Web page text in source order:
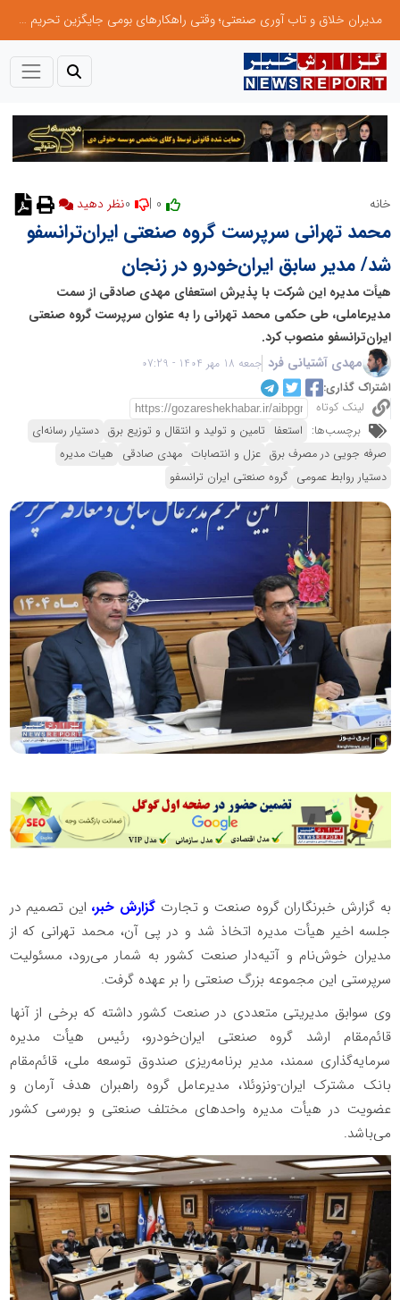
مدیران خلاق و تاب آوری صنعتی؛ وقتی راهکارهای بومی جایگزین تحریم میشود
خانه نظر دهید
محمد تهرانی سرپرست گروه صنعتی ایران‌ترانسفو
شد/ مدیر سابق ایران‌خودرو در زنجان
هیأت مدیره این شرکت با پذیرش استعفای مهدی صادقی از سمت
مدیرعاملی، طی حکمی محمد تهرانی را به عنوان سرپرست گروه صنعتی
ایران‌ترانسفو منصوب کرد.
مهدی آشتیانی فرد جمعه 18 مهر 1404 - 07:29
اشتراک گذاری:
لینک کوتاه
برچسب‌ها: استعفا تامین و تولید و انتقال و توزیع برق دستیار رسانه‌ای
صرفه جویی در مصرف برق عزل و انتصابات مهدی صادقی هیات مدیره
دستیار روابط عمومی گروه صنعتی ایران ترانسفو
به گزارش خبرنگاران گروه صنعت و تجارت گزارش خبر، این تصمیم در
جلسه اخیر هیأت مدیره اتخاذ شد و در پی آن، محمد تهرانی که از
مدیران خوش‌نام و آتیه‌دار صنعت کشور به شمار می‌رود، مسئولیت
سرپرستی این مجموعه بزرگ صنعتی را بر عهده گرفت.
وی سوابق مدیریتی متعددی در صنعت کشور داشته که برخی از آنها
قائم‌مقام ارشد گروه صنعتی ایران‌خودرو، رئیس هیأت مدیره
سرمایه‌گذاری سمند، مدیر برنامه‌ریزی صندوق توسعه ملی، قائم‌مقام
بانک مشترک ایران-ونزوئلا، مدیرعامل گروه راهبران هدف آرمان و
عضویت در هیأت مدیره واحد‌های مختلف صنعتی و بورسی کشور
می‌باشد.